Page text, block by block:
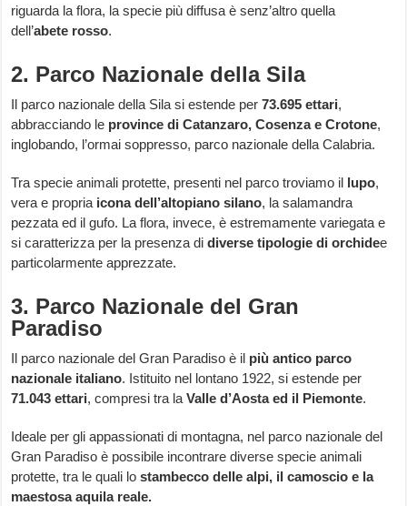
riguarda la flora, la specie più diffusa è senz’altro quella
dell’abete rosso.
2. Parco Nazionale della Sila
Il parco nazionale della Sila si estende per73.695 ettari,
abbracciando le province di Catanzaro, Cosenza e Crotone,
inglobando, l’ormai soppresso, parco nazionale della Calabria.
Tra specie animali protette, presenti nel parco troviamo il lupo,
vera e propria icona dell’altopiano silano, la salamandra
pezzata ed il gufo. La flora, invece, è estremamente variegata e
si caratterizza per la presenza di diverse tipologie di orchidee
particolarmente apprezzate.
3. Parco Nazionale del Gran
Paradiso
Il parco nazionale del Gran Paradiso è il più antico parco
nazionale italiano. Istituito nel lontano 1922, si estende per
71.043 ettari, compresi tra laValle d’Aosta ed il Piemonte.
Ideale per gli appassionati di montagna, nel parco nazionale del
Gran Paradiso è possibile incontrare diverse specie animali
protette, tra le quali lostambecco delle alpi, il camoscio e la
maestosa aquila reale.